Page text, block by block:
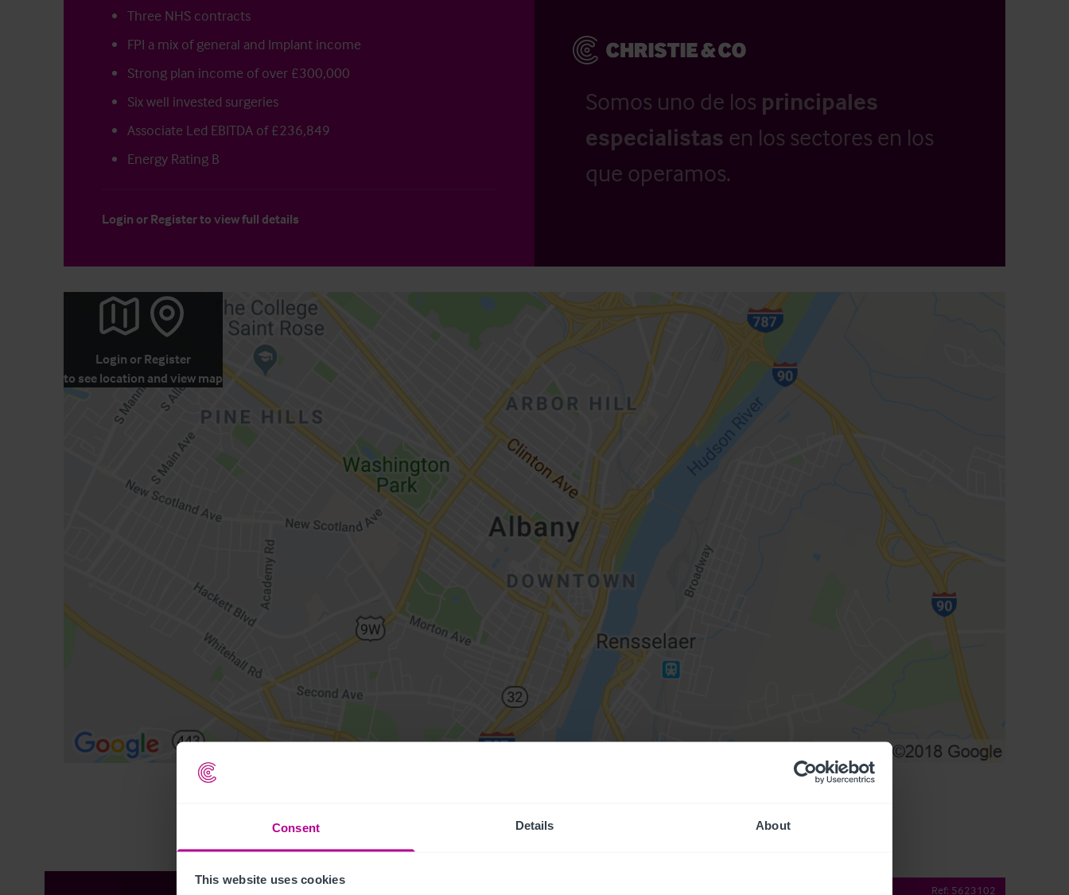
Consent Details About
This website uses cookies
Three NHS contracts
FPI a mix of general and Implant income
Strong plan income of over £300,000
Six well invested surgeries
Associate Led EBITDA of £236,849
Energy Rating B
Login or Registerto view full details
Somos uno de los principales
especialistas en los sectores en los
que operamos.
Login or Register
to see location and view map
Ref: 5623102